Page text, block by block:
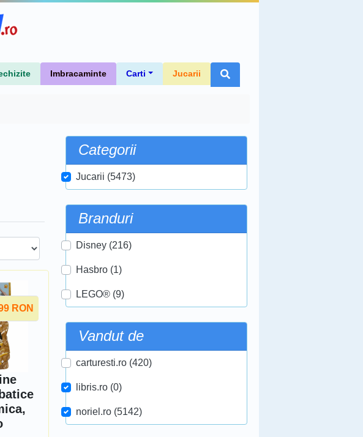
Imbracaminte Carti Jucarii
RON
Categorii
Jucarii (5473)
Branduri
Disney (216)
Hasbro (1)
LEGO® (9)
Vandut de
carturesti.ro (420)
libris.ro (0)
noriel.ro (5142)